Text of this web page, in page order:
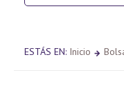
ESTÁS EN: Inicio